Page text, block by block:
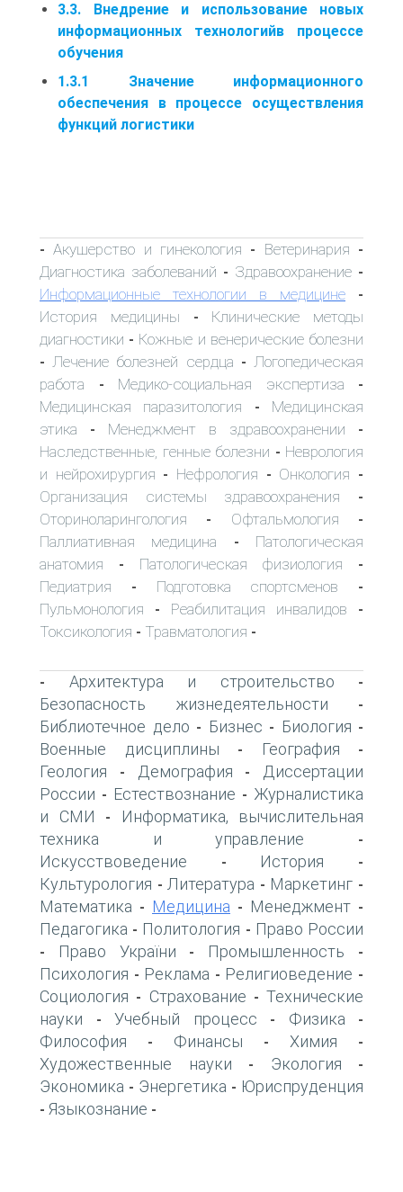
3.3. Внедрение и использование новых
информационных технологийв процессе
обучения
1.3.1 Значение информационного
обеспечения в процессе осуществления
функций логистики
-Акушерство и гинекология - Ветеринария -
Диагностика заболеваний - Здравоохранение -
Информационные технологии в медицине -
История медицины - Клинические методы
диагностики - Кожные и венерические болезни
-Лечение болезней сердца -Логопедическая
работа - Медико-социальная экспертиза -
Медицинская паразитология - Медицинская
этика - Менеджмент в здравоохранении -
Наследственные, генные болезни - Неврология
и нейрохирургия - Нефрология - Онкология -
Организация системы здравоохранения -
Оториноларингология - Офтальмология -
Паллиативная медицина - Патологическая
анатомия - Патологическая физиология -
Педиатрия - Подготовка спортсменов -
Пульмонология - Реабилитация инвалидов -
Токсикология - Травматология -
- Архитектура и строительство -
Безопасность жизнедеятельности -
Библиотечное дело - Бизнес - Биология -
Военные дисциплины - География -
Геология - Демография - Диссертации
России - Естествознание - Журналистика
и СМИ -
Информатика, вычислительная
техника и управление -
Искусствоведение - История -
Культурология -Литература - Маркетинг -
Математика - Медицина - Менеджмент -
Педагогика - Политология - Право России
- Право України - Промышленность -
Психология - Реклама - Религиоведение -
Социология - Страхование - Технические
науки - Учебный процесс - Физика -
Философия - Финансы - Химия -
Художественные науки - Экология -
Экономика - Энергетика - Юриспруденция
- Языкознание -